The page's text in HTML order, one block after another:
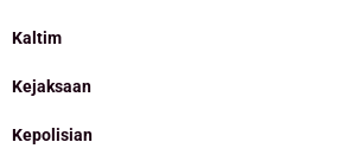
Kaltim
Kejaksaan
Kepolisian